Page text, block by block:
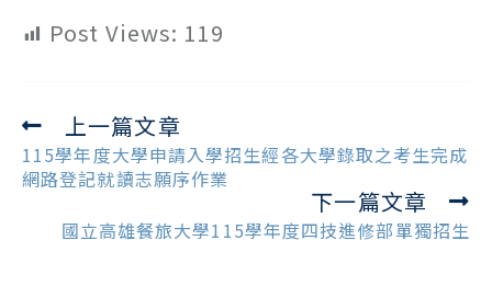
Post Views: 119
Read
more
articles
上一篇文章
115學年度大學申請入學招生經各大學錄取之考生完成
網路登記就讀志願序作業
下一篇文章
國立高雄餐旅大學115學年度四技進修部單獨招生